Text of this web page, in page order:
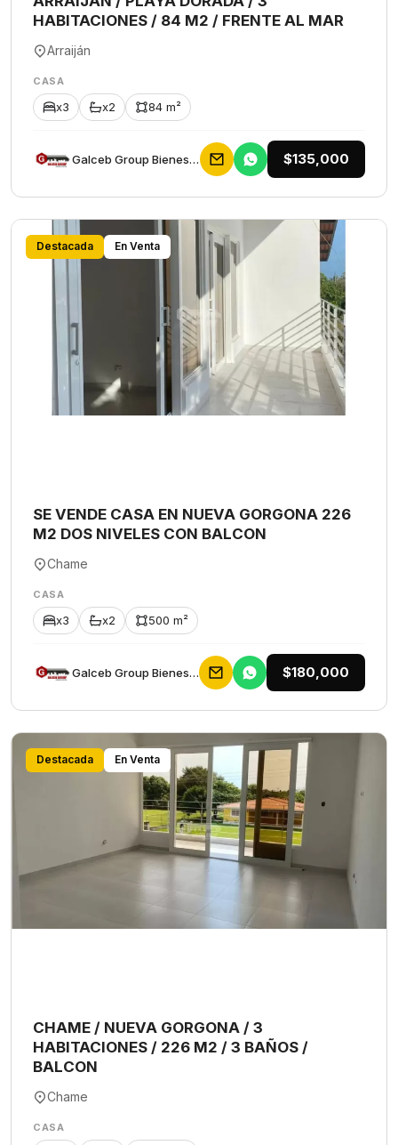
HABITACIONES / 84 M2 / FRENTE AL MAR
Arraiján
CASA
x3 x2 84 m²
Galceb Group Bienes Raices $135,000
Destacada En Venta
SE VENDE CASA EN NUEVA GORGONA 226
M2 DOS NIVELES CON BALCON
Chame
CASA
x3 x2 500 m²
Galceb Group Bienes Raices $180,000
Destacada En Venta
CHAME / NUEVA GORGONA / 3
HABITACIONES / 226 M2 / 3 BAÑOS /
BALCON
Chame
CASA